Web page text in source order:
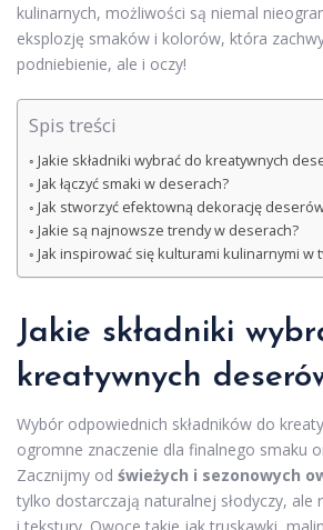
kulinarnych, możliwości są niemal
eksplozję smaków i kolorów, która
podniebienie, ale i oczy!
Spis treści
Jakie składniki wybrać do kreatywnych
Jak łączyć smaki w deserach?
Jak stworzyć efektowną dekorację
Jakie są najnowsze trendy w deserach?
Jak inspirować się kulturami kulinarnymi
Jakie składniki
kreatywnych
Wybór odpowiednich składników do
ogromne znaczenie dla finalnego smaku
Zacznijmy od świeżych i sezonowych
tylko dostarczają naturalnej słodyczy, ale
i tekstury. Owoce takie jak truskawki,